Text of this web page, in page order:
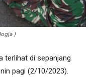
)
terlihat di sepanjang
pagi (2/10/2023).